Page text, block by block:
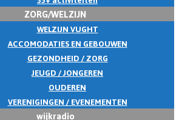
ZORG/WELZIJN
WELZIJN VUGHT
ACCOMODATIES EN GEBOUWEN
GEZONDHEID / ZORG
JEUGD / JONGEREN
OUDEREN
VERENIGINGEN / EVENEMENTEN
wijkradio